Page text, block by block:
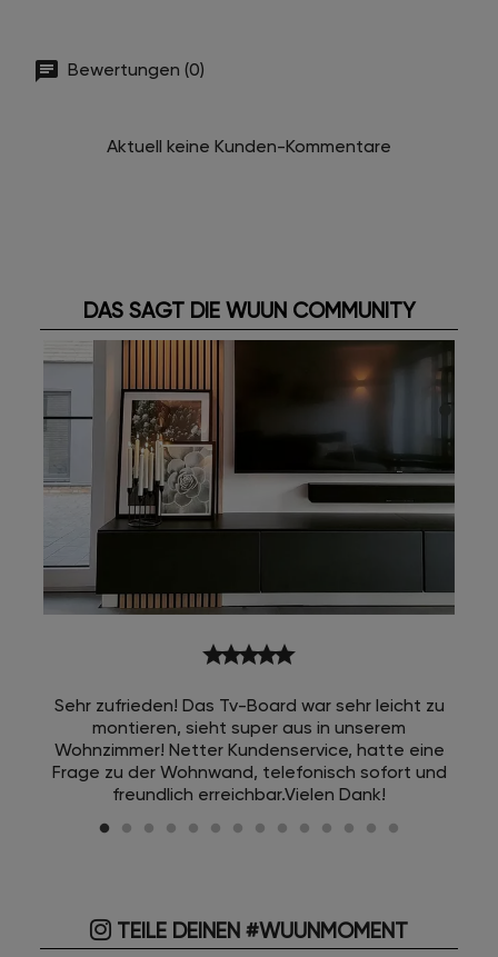
Bewertungen (0)
Aktuell keine Kunden-Kommentare
DAS SAGT DIE WUUN COMMUNITY
starstarstarstarstar
Sehr zufrieden! Das Tv-Board war sehr leicht zu
montieren, sieht super aus in unserem
Wohnzimmer! Netter Kundenservice, hatte eine
Frage zu der Wohnwand, telefonisch sofort und
freundlich erreichbar.Vielen Dank!
TEILE DEINEN #WUUNMOMENT